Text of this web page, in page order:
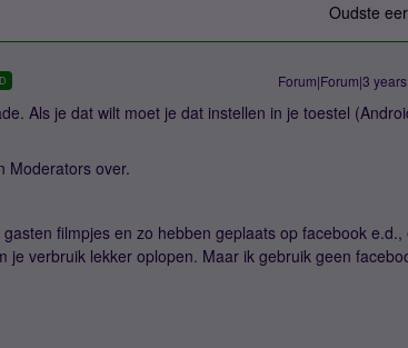
Oudste
Forum|Forum|3
Als je dat wilt moet je dat instellen in je toestel
Moderators over.
filmpjes en zo hebben geplaats op facebook e.d.,
je verbruik lekker oplopen. Maar ik gebruik geen